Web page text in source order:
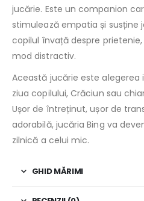
jucărie. Este un companion
stimulează empatia și susține
copilul învață despre
mod distractiv.
Această jucărie este
ziua copilului, Crăciun sau
Ușor de întreținut, ușor de
adorabilă, jucăria Bing va
zilnică a celui mic.
GHID MĂRIMI